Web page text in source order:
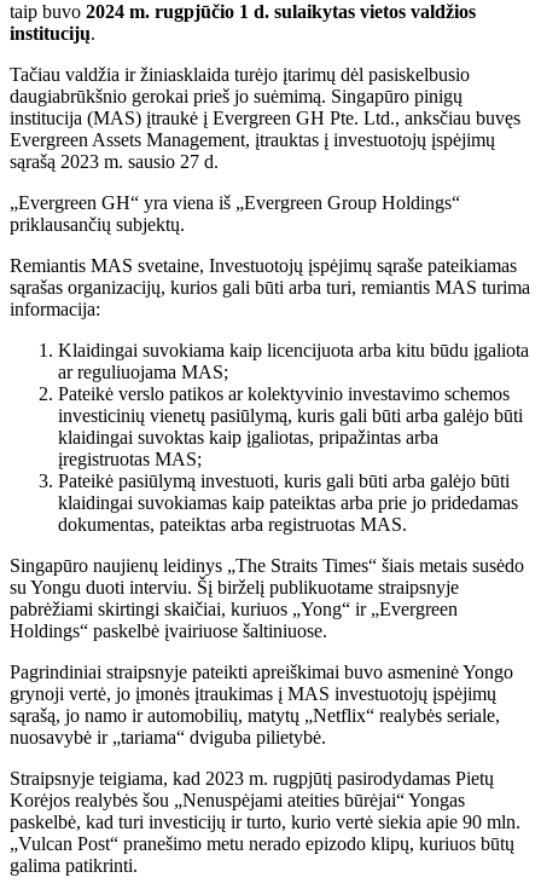
taip buvo 2024 m. rugpjūčio 1 d. sulaikytas vietos valdžios
institucijų.
Tačiau valdžia ir žiniasklaida turėjo įtarimų dėl pasiskelbusio
daugiabrūkšnio gerokai prieš jo suėmimą. Singapūro pinigų
institucija (MAS) įtraukė į Evergreen GH Pte. Ltd., anksčiau buvęs
Evergreen Assets Management, įtrauktas į investuotojų įspėjimų
sąrašą 2023 m. sausio 27 d.
„Evergreen GH“ yra viena iš „Evergreen Group Holdings“
priklausančių subjektų.
Remiantis MAS svetaine, Investuotojų įspėjimų sąraše pateikiamas
sąrašas organizacijų, kurios gali būti arba turi, remiantis MAS turima
informacija:
Klaidingai suvokiama kaip licencijuota arba kitu būdu įgaliota
ar reguliuojama MAS;
Pateikė verslo patikos ar kolektyvinio investavimo schemos
investicinių vienetų pasiūlymą, kuris gali būti arba galėjo būti
klaidingai suvoktas kaip įgaliotas, pripažintas arba
įregistruotas MAS;
Pateikė pasiūlymą investuoti, kuris gali būti arba galėjo būti
klaidingai suvokiamas kaip pateiktas arba prie jo pridedamas
dokumentas, pateiktas arba registruotas MAS.
Singapūro naujienų leidinys „The Straits Times“ šiais metais susėdo
su Yongu duoti interviu. Šį birželį publikuotame straipsnyje
pabrėžiami skirtingi skaičiai, kuriuos „Yong“ ir „Evergreen
Holdings“ paskelbė įvairiuose šaltiniuose.
Pagrindiniai straipsnyje pateikti apreiškimai buvo asmeninė Yongo
grynoji vertė, jo įmonės įtraukimas į MAS investuotojų įspėjimų
sąrašą, jo namo ir automobilių, matytų „Netflix“ realybės seriale,
nuosavybė ir „tariama“ dviguba pilietybė.
Straipsnyje teigiama, kad 2023 m. rugpjūtį pasirodydamas Pietų
Korėjos realybės šou „Nenuspėjami ateities būrėjai“ Yongas
paskelbė, kad turi investicijų ir turto, kurio vertė siekia apie 90 mln.
„Vulcan Post“ pranešimo metu nerado epizodo klipų, kuriuos būtų
galima patikrinti.